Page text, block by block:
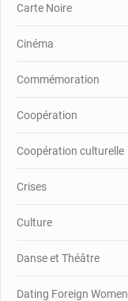
Carte Noire
Cinéma
Commémoration
Coopération
Coopération culturelle
Crises
Culture
Danse et Théâtre
Dating Foreign Women